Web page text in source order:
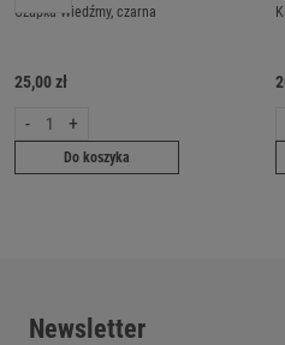
Czapka Wiedźmy, czarna
25,00 zł
- +
Do koszyka
Newsletter